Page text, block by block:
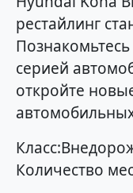
рестайлинг
серией
откройте
Количество